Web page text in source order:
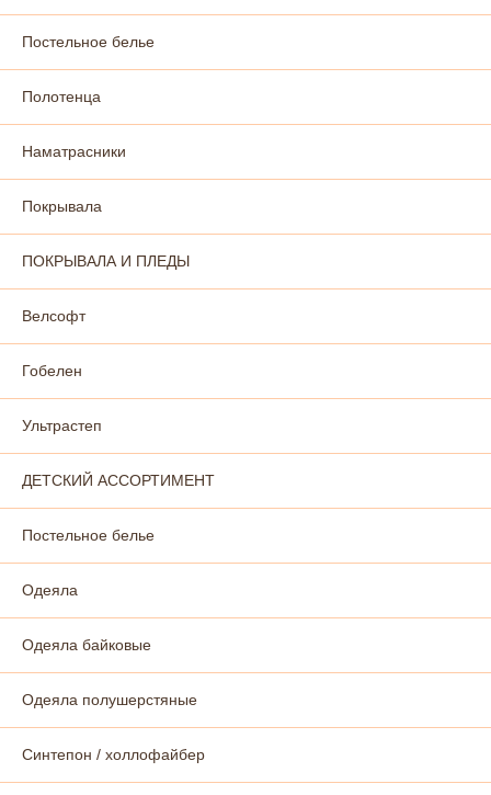
Постельное белье
Полотенца
Наматрасники
Покрывала
ПОКРЫВАЛА И ПЛЕДЫ
Велсофт
Гобелен
Ультрастеп
ДЕТСКИЙ АССОРТИМЕНТ
Постельное белье
Одеяла
Одеяла байковые
Одеяла полушерстяные
Синтепон / холлофайбер